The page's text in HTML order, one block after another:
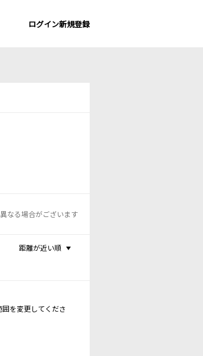
ログイン新規登録
なる場合がございます
距離が近い順
を変更してくださ